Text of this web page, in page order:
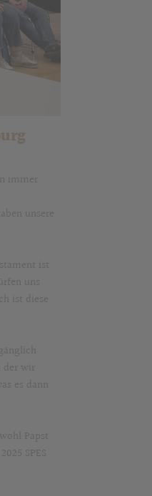
immer
unsere
ist
uns
ist diese
der wir
es dann
Papst
SPES